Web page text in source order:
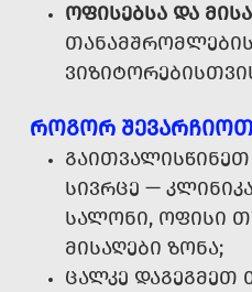
ᲝᲤᲘᲡᲔᲑᲡᲐ ᲓᲐ
ᲠᲝᲒᲝᲠ ᲨᲔᲕᲐᲠᲩᲘᲝᲗ
ᲒᲐᲘᲗᲕᲐᲚᲘᲡᲬᲘᲜᲔᲗ
ᲡᲘᲕᲠᲪᲔ —
ᲡᲐᲚᲝᲜᲘ, ᲝᲤᲘᲡᲘ
ᲛᲘᲡᲐᲦᲔᲑᲘ ᲖᲝᲜᲐ;
ᲪᲐᲚᲙᲔ ᲓᲐᲒᲔᲒᲛᲔᲗ